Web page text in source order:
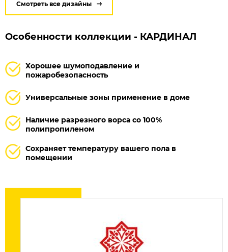
Смотреть все дизайны
Особенности коллекции - КАРДИНАЛ
Хорошее шумоподавление и
пожаробезопасность
Универсальные зоны применение в доме
Наличие разрезного ворса со 100%
полипропиленом
Сохраняет температуру вашего пола в
помещении